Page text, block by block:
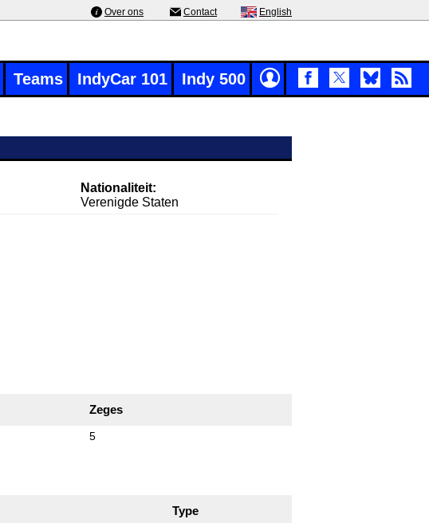
Over ons Contact English
Teams IndyCar 101 Indy 500
Nationaliteit:
Verenigde Staten
Zeges
5
Type